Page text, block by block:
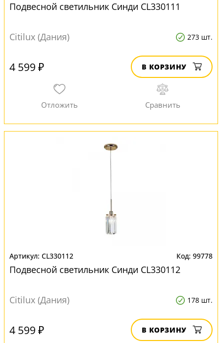
Подвесной светильник Синди CL330111
Citilux (Дания) 273 шт.
4 599 ₽ В КОРЗИНУ
CL330112 99778
Подвесной светильник Синди CL330112
Citilux (Дания) 178 шт.
4 599 ₽ В КОРЗИНУ